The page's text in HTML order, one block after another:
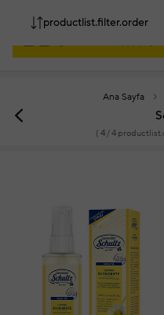
Ana Sayfa
( 4/ 4
productlist.filter.order